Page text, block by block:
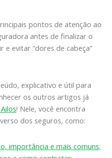
pontos de atenção ao
antes de finalizar o
evitar “dores de cabeça”
explicativo e útil para
os outros artigos já
! Nele, você encontra
dos seguros, como:
importância e mais comuns;